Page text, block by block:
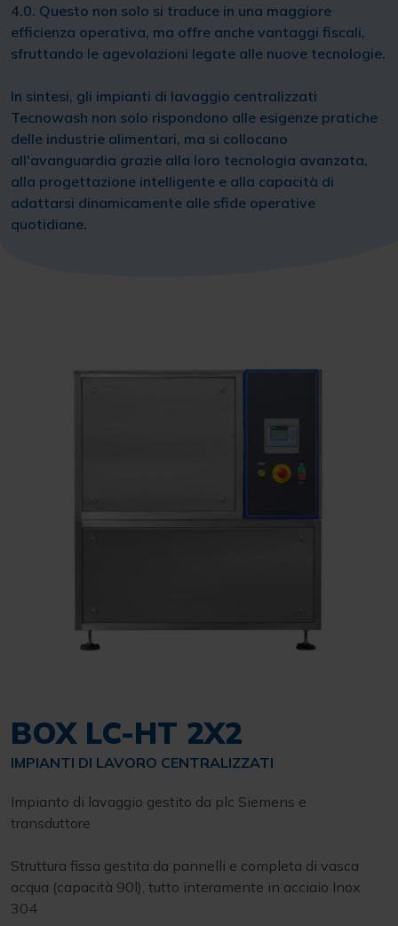
4.0. Questo non solo si traduce in una maggiore
efficienza operativa, ma offre anche vantaggi fiscali,
sfruttando le agevolazioni legate alle nuove tecnologie.
In sintesi, gli impianti di lavaggio centralizzati
Tecnowash non solo rispondono alle esigenze pratiche
delle industrie alimentari, ma si collocano
all'avanguardia grazie alla loro tecnologia avanzata,
alla progettazione intelligente e alla capacità di
adattarsi dinamicamente alle sfide operative
quotidiane.
BOX LC-HT 2X2
IMPIANTI DI LAVORO CENTRALIZZATI
Impianto di lavaggio gestito da plc Siemens e
transduttore
Struttura fissa gestita da pannelli e completa di vasca
acqua (capacità 90l), tutto interamente in acciaio Inox
304